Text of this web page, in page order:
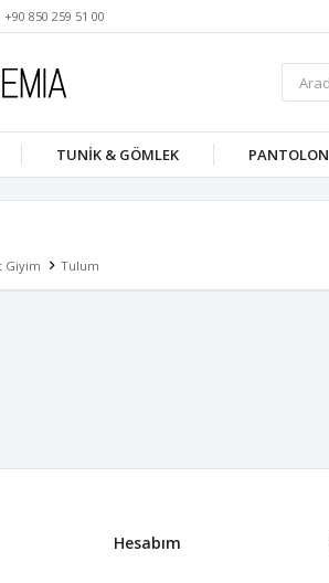
850 259 51 00
TUNIK & GÖMLEK PANTOLON
Giyim Tulum
Hesabım